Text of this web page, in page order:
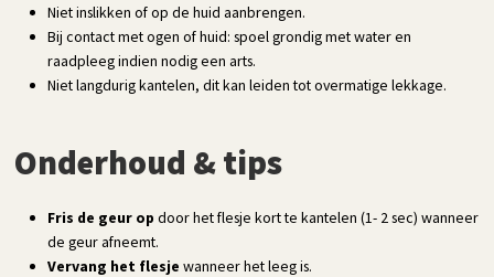
Niet inslikken of op de huid aanbrengen.
Bij contact met ogen of huid: spoel grondig met water en
raadpleeg indien nodig een arts.
Niet langdurig kantelen, dit kan leiden tot overmatige lekkage.
Onderhoud & tips
Fris de geur op door het flesje kort te kantelen (1- 2 sec) wanneer
de geur afneemt.
Vervang het flesjewanneer het leeg is.